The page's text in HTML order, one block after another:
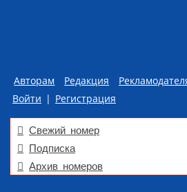
Авторам Редакция
Войти | Регистрация
Свежий номер
Подписка
Архив номеров